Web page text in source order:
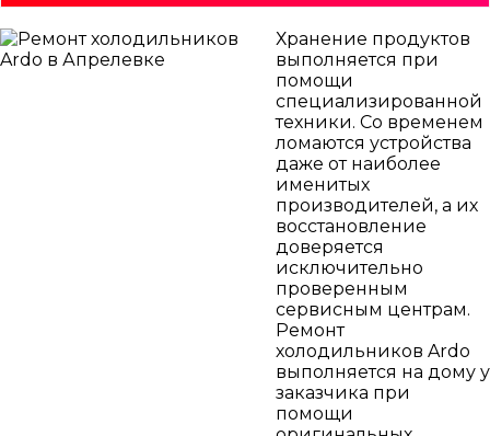
СУШИЛЬНЫЕ МАШИНЫ
ТОРГОВОЕ ХОЛОДИЛЬНОЕ ОБОРУДОВАНИЕ
Хранение продуктов
выполняется при
помощи
специализированной
техники. Со временем
ломаются устройства
даже от наиболее
именитых
производителей, а их
восстановление
доверяется
исключительно
проверенным
сервисным центрам.
Ремонт
холодильников Ardo
выполняется на дому у
заказчика при
помощи